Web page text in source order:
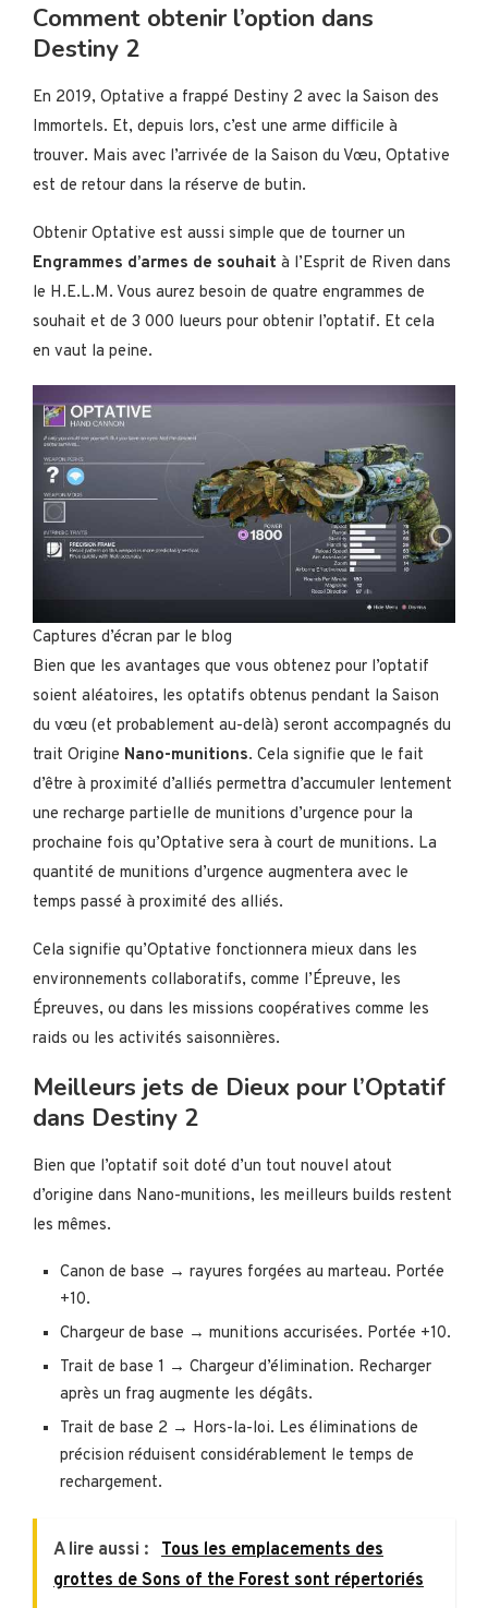
Comment obtenir l’option dans
Destiny 2
En 2019, Optative a frappé Destiny 2 avec la Saison des
Immortels. Et, depuis lors, c’est une arme difficile à
trouver. Mais avec l’arrivée de la Saison du Vœu, Optative
est de retour dans la réserve de butin.
Obtenir Optative est aussi simple que de tourner un
Engrammes d’armes de souhait à l’Esprit de Riven dans
le H.E.L.M. Vous aurez besoin de quatre engrammes de
souhait et de 3 000 lueurs pour obtenir l’optatif. Et cela
en vaut la peine.
Captures d’écran par le blog
Bien que les avantages que vous obtenez pour l’optatif
soient aléatoires, les optatifs obtenus pendant la Saison
du vœu (et probablement au-delà) seront accompagnés du
trait Origine Nano-munitions. Cela signifie que le fait
d’être à proximité d’alliés permettra d’accumuler lentement
une recharge partielle de munitions d’urgence pour la
prochaine fois qu’Optative sera à court de munitions. La
quantité de munitions d’urgence augmentera avec le
temps passé à proximité des alliés.
Cela signifie qu’Optative fonctionnera mieux dans les
environnements collaboratifs, comme l’Épreuve, les
Épreuves, ou dans les missions coopératives comme les
raids ou les activités saisonnières.
Meilleurs jets de Dieux pour l’Optatif
dans Destiny 2
Bien que l’optatif soit doté d’un tout nouvel atout
d’origine dans Nano-munitions, les meilleurs builds restent
les mêmes.
Canon de base → rayures forgées au marteau. Portée
+10.
Chargeur de base → munitions accurisées. Portée +10.
Trait de base 1 → Chargeur d’élimination. Recharger
après un frag augmente les dégâts.
Trait de base 2 → Hors-la-loi. Les éliminations de
précision réduisent considérablement le temps de
rechargement.
A lire aussi :
Tous les emplacements des
grottes de Sons of the Forest sont répertoriés